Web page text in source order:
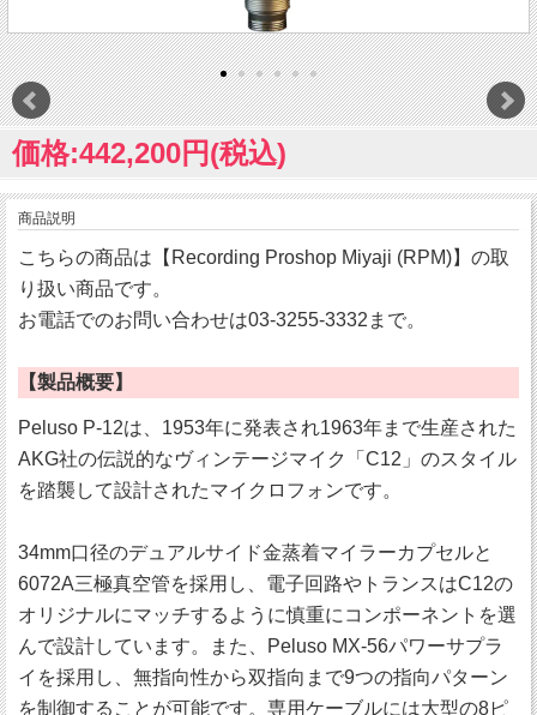
価格:442,200円(税込)
商品説明
こちらの商品は【Recording Proshop Miyaji (RPM)】の取
り扱い商品です。
お電話でのお問い合わせは03-3255-3332まで。
【製品概要】
Peluso P-12は、1953年に発表され1963年まで生産された
AKG社の伝説的なヴィンテージマイク「C12」のスタイル
を踏襲して設計されたマイクロフォンです。
34mm口径のデュアルサイド金蒸着マイラーカプセルと
6072A三極真空管を採用し、電子回路やトランスはC12の
オリジナルにマッチするように慎重にコンポーネントを選
んで設計しています。また、Peluso MX-56パワーサプラ
イを採用し、無指向性から双指向まで9つの指向パターン
を制御することが可能です。専用ケーブルには大型の8ピ